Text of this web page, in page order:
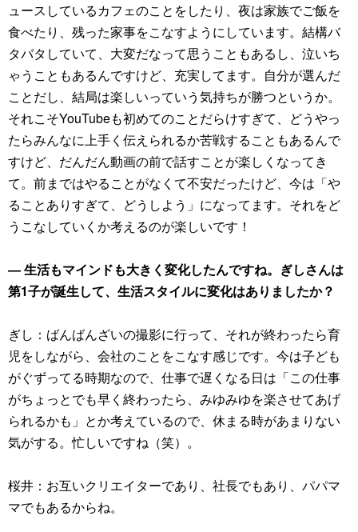
ュースしているカフェのことをしたり、夜は家族でご飯を
食べたり、残った家事をこなすようにしています。結構バ
タバタしていて、大変だなって思うこともあるし、泣いち
ゃうこともあるんですけど、充実してます。自分が選んだ
ことだし、結局は楽しいっていう気持ちが勝つというか。
それこそYouTubeも初めてのことだらけすぎて、どうやっ
たらみんなに上手く伝えられるか苦戦することもあるんで
すけど、だんだん動画の前で話すことが楽しくなってき
て。前まではやることがなくて不安だったけど、今は「や
ることありすぎて、どうしよう」になってます。それをど
うこなしていくか考えるのが楽しいです！
― 生活もマインドも大きく変化したんですね。ぎしさんは
第1子が誕生して、生活スタイルに変化はありましたか？
ぎし：ばんばんざいの撮影に行って、それが終わったら育
児をしながら、会社のことをこなす感じです。今は子ども
がぐずってる時期なので、仕事で遅くなる日は「この仕事
がちょっとでも早く終わったら、みゆみゆを楽させてあげ
られるかも」とか考えているので、休まる時があまりない
気がする。忙しいですね（笑）。
桜井：お互いクリエイターであり、社長でもあり、パパマ
マでもあるからね。